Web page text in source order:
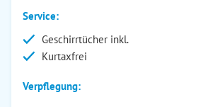
Service:
Geschirrtücher inkl.
Kurtaxfrei
Verpflegung: